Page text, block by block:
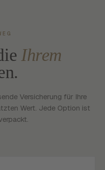
Ihrem
Versicherung für Ihre
Wert. Jede Option ist